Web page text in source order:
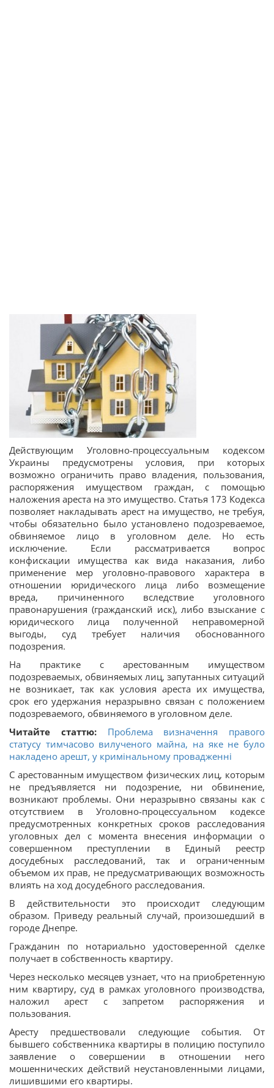
Действующим Уголовно-процессуальным кодексом
Украины предусмотрены условия, при которых
возможно ограничить право владения, пользования,
распоряжения имуществом граждан, с помощью
наложения ареста на это имущество. Статья 173 Кодекса
позволяет накладывать арест на имущество, не требуя,
чтобы обязательно было установлено подозреваемое,
обвиняемое лицо в уголовном деле. Но есть
исключение. Если рассматривается вопрос
конфискации имущества как вида наказания, либо
применение мер уголовно-правового характера в
отношении юридического лица либо возмещение
вреда, причиненного вследствие уголовного
правонарушения (гражданский иск), либо взыскание с
юридического лица полученной неправомерной
выгоды, суд требует наличия обоснованного
подозрения.
На практике с арестованным имуществом
подозреваемых, обвиняемых лиц, запутанных ситуаций
не возникает, так как условия ареста их имущества,
срок его удержания неразрывно связан с положением
подозреваемого, обвиняемого в уголовном деле.
Читайте статтю:
Проблема визначення правого
статусу тимчасово вилученого майна, на яке не було
накладено арешт, у кримінальному провадженні
С арестованным имуществом физических лиц, которым
не предъявляется ни подозрение, ни обвинение,
возникают проблемы. Они неразрывно связаны как с
отсутствием в Уголовно-процессуальном кодексе
предусмотренных конкретных сроков расследования
уголовных дел с момента внесения информации о
совершенном преступлении в Единый реестр
досудебных расследований, так и ограниченным
объемом их прав, не предусматривающих возможность
влиять на ход досудебного расследования.
В действительности это происходит следующим
образом. Приведу реальный случай, произошедший в
городе Днепре.
Гражданин по нотариально удостоверенной сделке
получает в собственность квартиру.
Через несколько месяцев узнает, что на приобретенную
ним квартиру, суд в рамках уголовного производства,
наложил арест с запретом распоряжения и
пользования.
Аресту предшествовали следующие события. От
бывшего собственника квартиры в полицию поступило
заявление о совершении в отношении него
мошеннических действий неустановленными лицами,
лишившими его квартиры.